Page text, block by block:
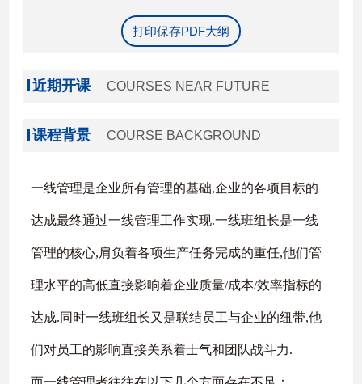
打印保存PDF大纲
近期开课 COURSES NEAR FUTURE
课程背景 COURSE BACKGROUND
一线管理是企业所有管理的基础,企业的各项目标的
达成最终通过一线管理工作实现.一线班组长是一线
管理的核心,肩负着各项生产任务完成的重任,他们管
理水平的高低直接影响着企业质量/成本/效率指标的
达成.同时一线班组长又是联结员工与企业的纽带,他
们对员工的影响直接关系着士气和团队战斗力.